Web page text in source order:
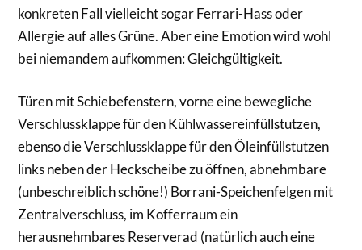
konkreten Fall vielleicht sogar Ferrari-Hass oder
Allergie auf alles Grüne. Aber eine Emotion wird wohl
bei niemandem aufkommen: Gleichgültigkeit.
Türen mit Schiebefenstern, vorne eine bewegliche
Verschlussklappe für den Kühlwassereinfüllstutzen,
ebenso die Verschlussklappe für den Öleinfüllstutzen
links neben der Heckscheibe zu öffnen, abnehmbare
(unbeschreiblich schöne!) Borrani-Speichenfelgen mit
Zentralverschluss, im Kofferraum ein
herausnehmbares Reserverad (natürlich auch eine